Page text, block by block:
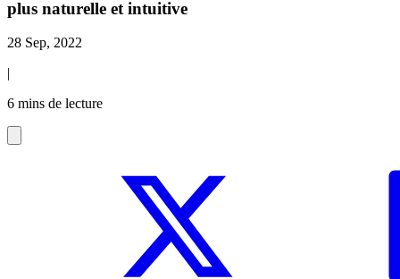
plus naturelle et intuitive
28 Sep, 2022
|
6 mins de lecture